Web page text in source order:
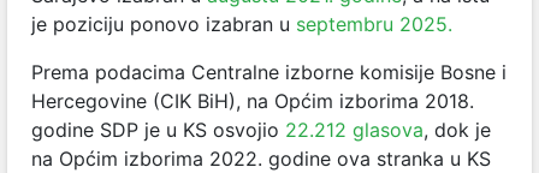
je poziciju ponovo izabran u septembru 2025.
Prema podacima Centralne izborne komisije Bosne i
Hercegovine (CIK BiH), na Općim izborima 2018.
godine SDP je u KS osvojio 22.212 glasova, dok je
na Općim izborima 2022. godine ova stranka u KS